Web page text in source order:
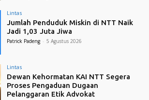
Lintas
Jumlah Penduduk Miskin di NTT Naik
Jadi 1,03 Juta Jiwa
Patrick Padeng - 5 Agustus 2026
Lintas
Dewan Kehormatan KAI NTT Segera
Proses Pengaduan Dugaan
Pelanggaran Etik Advokat